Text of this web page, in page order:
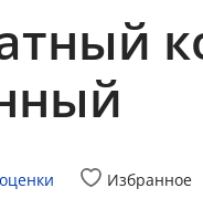
Избранное